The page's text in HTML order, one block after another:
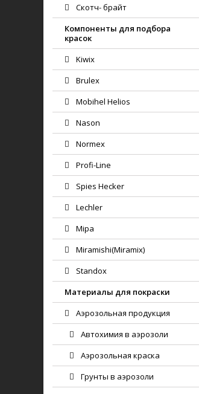
Скотч- брайт
Компоненты для подбора
красок
Kiwix
Brulex
Mobihel Helios
Nason
Normex
Profi-Line
Spies Hecker
Lechler
Mipa
Miramishi(Miramix)
Standox
Материалы для покраски
Аэрозольная продукция
Автохимия в аэрозоли
Аэрозольная краска
Грунты в аэрозоли